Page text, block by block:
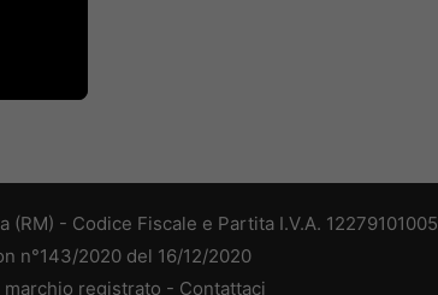
- Codice Fiscale e Partita I.V.A. 12279101005
n°143/2020 del 16/12/2020
registrato - Contattaci